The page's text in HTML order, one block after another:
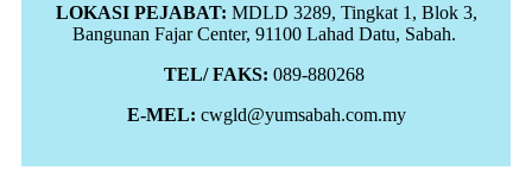
LOKASI PEJABAT: MDLD 3289, Tingkat 1, Blok 3,
Bangunan Fajar Center, 91100 Lahad Datu, Sabah.
TEL/ FAKS: 089-880268
E-MEL: cwgld@yumsabah.com.my